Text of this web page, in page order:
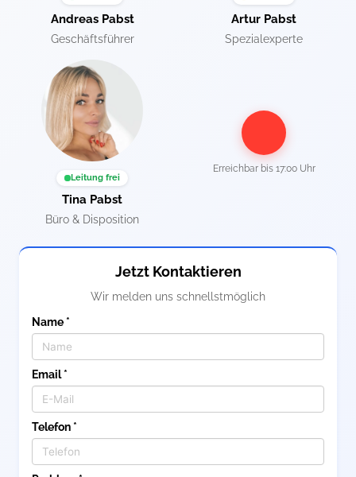
Andreas Pabst
Geschäftsführer
Artur Pabst
Spezialexperte
Leitung frei
Tina Pabst
Büro & Disposition
Erreichbar bis 17:00 Uhr
Jetzt Kontaktieren
Wir melden uns schnellstmöglich
Name *
Email *
Telefon *